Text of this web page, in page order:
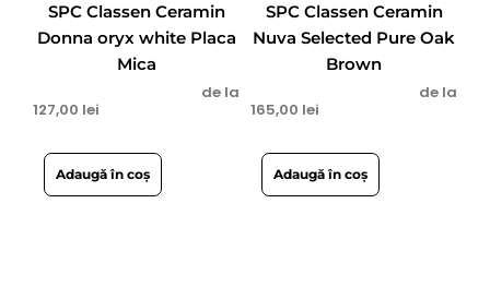
SPC Classen Ceramin
Donna oryx white Placa
Mica
de la
127,00 lei
Adaugă în coș
SPC Classen Ceramin
Nuva Selected Pure Oak
Brown
de la
165,00 lei
Adaugă în coș